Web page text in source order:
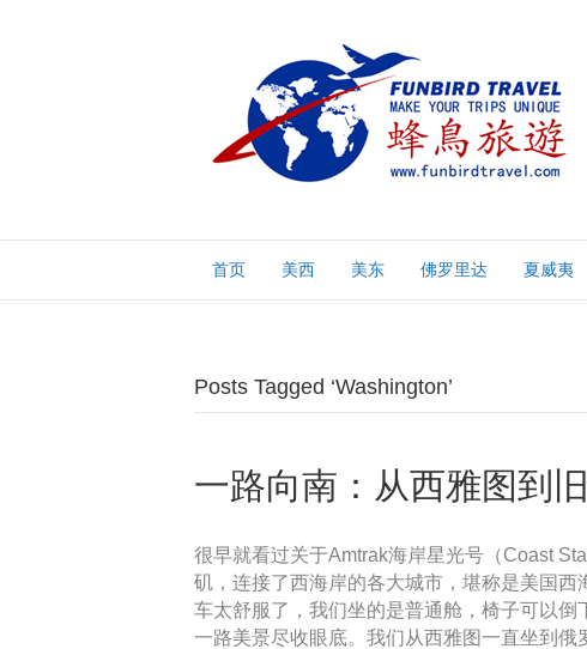
首页 美西 美东 佛罗里达 夏威夷
Posts Tagged ‘Washington’
一路向南：从西雅图到
很早就看过关于Amtrak海岸星光号（Coast
矶，连接了西海岸的各大城市，堪称是美国
车太舒服了，我们坐的是普通舱，椅子可以倒
一路美景尽收眼底。我们从西雅图一直坐到俄